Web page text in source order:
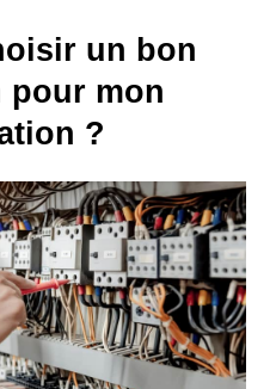
un bon
pour mon
?